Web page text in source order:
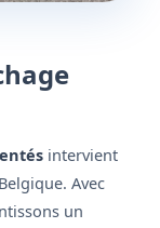
intervient
Avec
un